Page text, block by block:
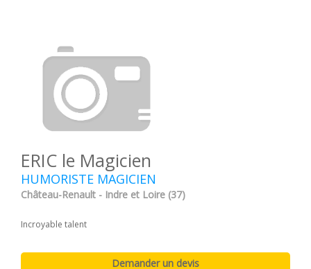
ERIC le Magicien
HUMORISTE MAGICIEN
Château-Renault - Indre et Loire (37)
Incroyable talent